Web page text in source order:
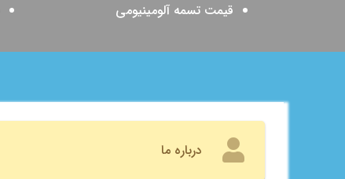
قیمت تسمه آلومینیومی
درباره ما